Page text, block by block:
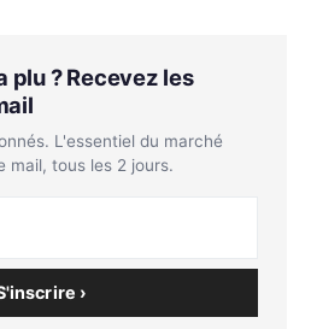
plu ? Recevez les
L'essentiel du marché
mail, tous les 2 jours.
›